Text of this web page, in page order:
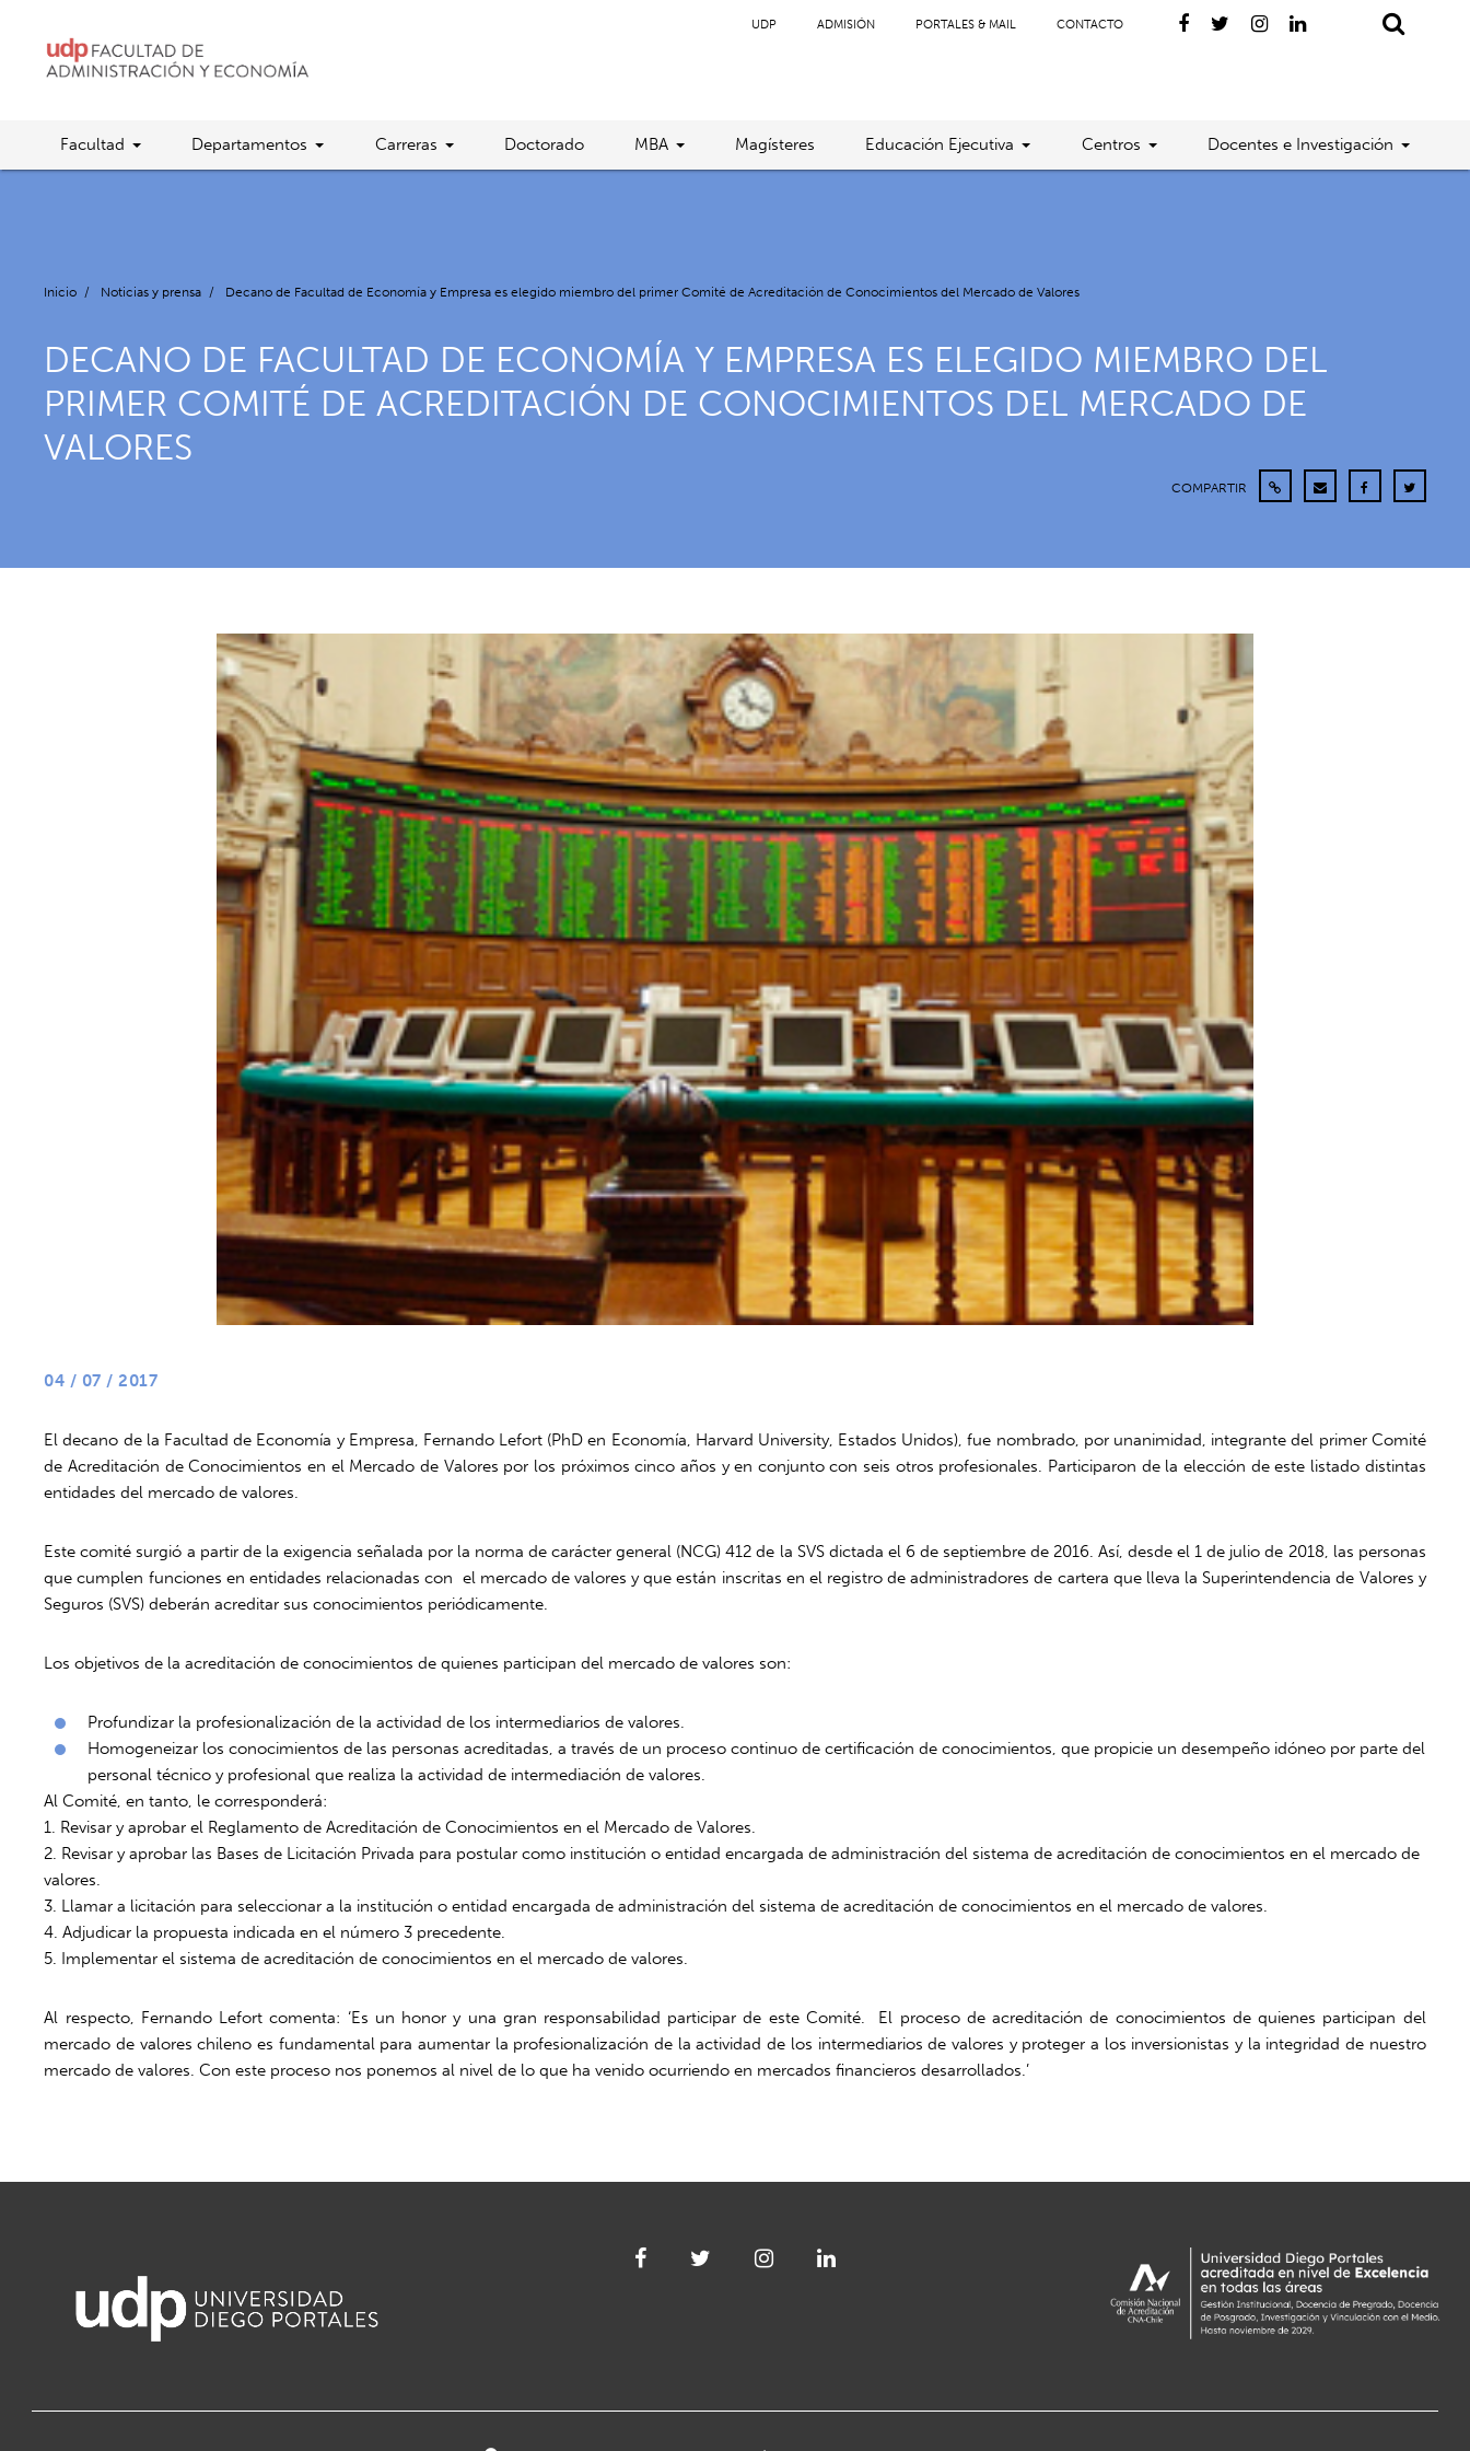
UDP ADMISIÓN PORTALES & MAIL CONTACTO
Facultad Departamentos Carreras Doctorado MBA Magísteres Educación Ejecutiva Centros Docentes e Investigación
Inicio / Noticias y prensa / Decano de Facultad de Economía y Empresa es elegido miembro del primer Comité de Acreditación de Conocimientos del Mercado de Valores
DECANO DE FACULTAD DE ECONOMÍA Y EMPRESA ES ELEGIDO MIEMBRO DEL
PRIMER COMITÉ DE ACREDITACIÓN DE CONOCIMIENTOS DEL MERCADO DE
VALORES
COMPARTIR
04 / 07 / 2017
El decano de la Facultad de Economía y Empresa, Fernando Lefort (PhD en Economía, Harvard University, Estados Unidos), fue nombrado, por unanimidad, integrante del primer Comité
de Acreditación de Conocimientos en el Mercado de Valores por los próximos cinco años y en conjunto con seis otros profesionales. Participaron de la elección de este listado distintas
entidades del mercado de valores.
Este comité surgió a partir de la exigencia señalada por la norma de carácter general (NCG) 412 de la SVS dictada el 6 de septiembre de 2016. Así, desde el 1 de julio de 2018, las personas
que cumplen funciones en entidades relacionadas con el mercado de valores y que están inscritas en el registro de administradores de cartera que lleva la Superintendencia de Valores y
Seguros (SVS) deberán acreditar sus conocimientos periódicamente.
Los objetivos de la acreditación de conocimientos de quienes participan del mercado de valores son:
Profundizar la profesionalización de la actividad de los intermediarios de valores.
Homogeneizar los conocimientos de las personas acreditadas, a través de un proceso continuo de certificación de conocimientos, que propicie un desempeño idóneo por parte del
personal técnico y profesional que realiza la actividad de intermediación de valores.
Al Comité, en tanto, le corresponderá:
1. Revisar y aprobar el Reglamento de Acreditación de Conocimientos en el Mercado de Valores.
2. Revisar y aprobar las Bases de Licitación Privada para postular como institución o entidad encargada de administración del sistema de acreditación de conocimientos en el mercado de
valores.
3. Llamar a licitación para seleccionar a la institución o entidad encargada de administración del sistema de acreditación de conocimientos en el mercado de valores.
4. Adjudicar la propuesta indicada en el número 3 precedente.
5. Implementar el sistema de acreditación de conocimientos en el mercado de valores.
Al respecto, Fernando Lefort comenta: ‘Es un honor y una gran responsabilidad participar de este Comité. El proceso de acreditación de conocimientos de quienes participan del
mercado de valores chileno es fundamental para aumentar la profesionalización de la actividad de los intermediarios de valores y proteger a los inversionistas y la integridad de nuestro
mercado de valores. Con este proceso nos ponemos al nivel de lo que ha venido ocurriendo en mercados financieros desarrollados.’